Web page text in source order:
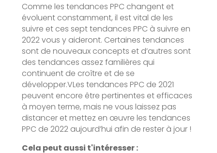
Comme les tendances PPC changent et
évoluent constamment, il est vital de les
suivre et ces sept tendances PPC à suivre en
2022 vous y aideront. Certaines tendances
sont de nouveaux concepts et d’autres sont
des tendances assez familières qui
continuent de croître et de se
développer.VLes tendances PPC de 2021
peuvent encore être pertinentes et efficaces
à moyen terme, mais ne vous laissez pas
distancer et mettez en œuvre les tendances
PPC de 2022 aujourd’hui afin de rester à jour !
Cela peut aussi t'intéresser :